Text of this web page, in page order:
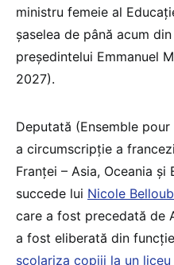
ministru femeie al
șaselea de până acum
președintelui Emmanuel
2027).
Deputată (Ensemble pour
a circumscripție a
Franței – Asia, Oceania
succede lui Nicole
care a fost precedată de
a fost eliberată din funcție
școlariza copiii la un